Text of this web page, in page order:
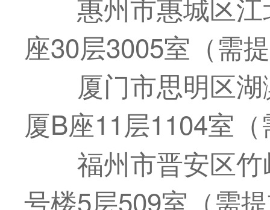
座30层3005室（需
厦门市思明区
厦B座11层1104室
福州市晋安区
号楼5层509室（需